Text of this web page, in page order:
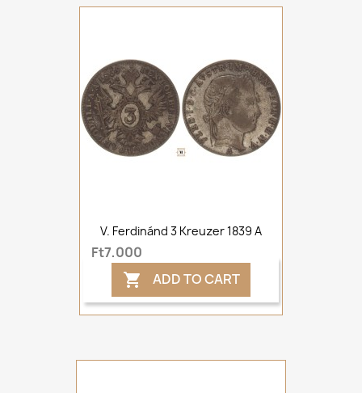
V. Ferdinánd 3 Kreuzer 1839 A
Ft7,000
 ADD TO CART